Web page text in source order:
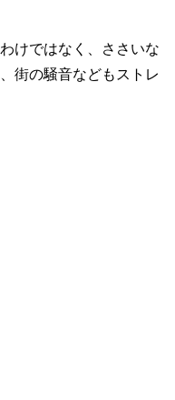
けではなく、ささいな
街の騒音などもストレ